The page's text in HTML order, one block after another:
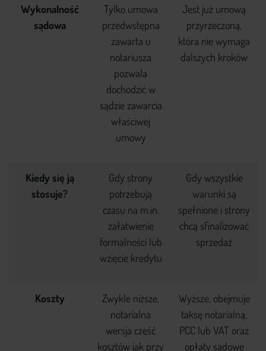
Wykonalność
sądowa
Tylko umowa
przedwstępna
zawarta u
notariusza
pozwala
dochodzić w
sądzie zawarcia
właściwej
umowy
Jest już umową
przyrzeczoną,
która nie wymaga
dalszych kroków
Kiedy się ją
stosuje?
Gdy strony
potrzebują
czasu na m.in.
załatwienie
formalności lub
wzięcie kredytu
Gdy wszystkie
warunki są
spełnione i strony
chcą sfinalizować
sprzedaż
Koszty
Zwykle niższe,
notarialna
wersja część
kosztów jak przy
Wyższe, obejmuje
taksę notarialną,
PCC lub VAT oraz
opłaty sądowe